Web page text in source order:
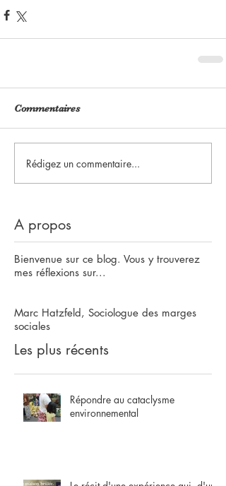
Commentaires
Rédigez un commentaire...
A propos
Bienvenue sur ce blog. Vous y trouverez
mes réflexions sur...
Marc Hatzfeld, Sociologue des marges
sociales
Les plus récents
Répondre au cataclysme
environnemental